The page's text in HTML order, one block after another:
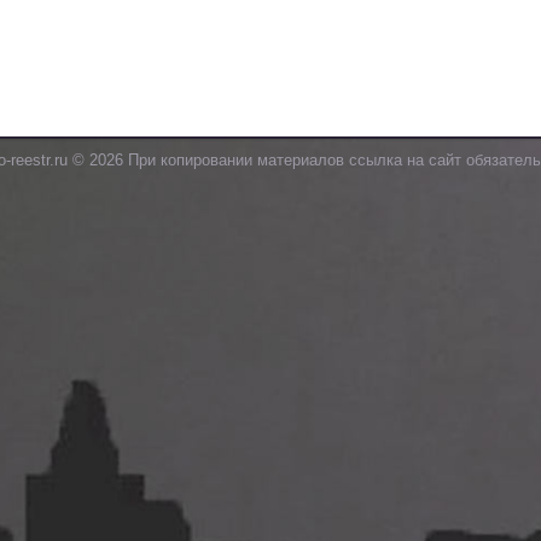
reestr.ru © 2026 При копировании материалов ссылка на сайт